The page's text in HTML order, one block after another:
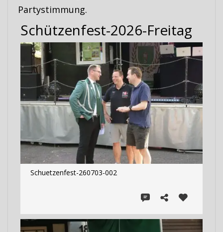
Partystimmung.
Schützenfest-2026-Freitag
Schuetzenfest-260703-002